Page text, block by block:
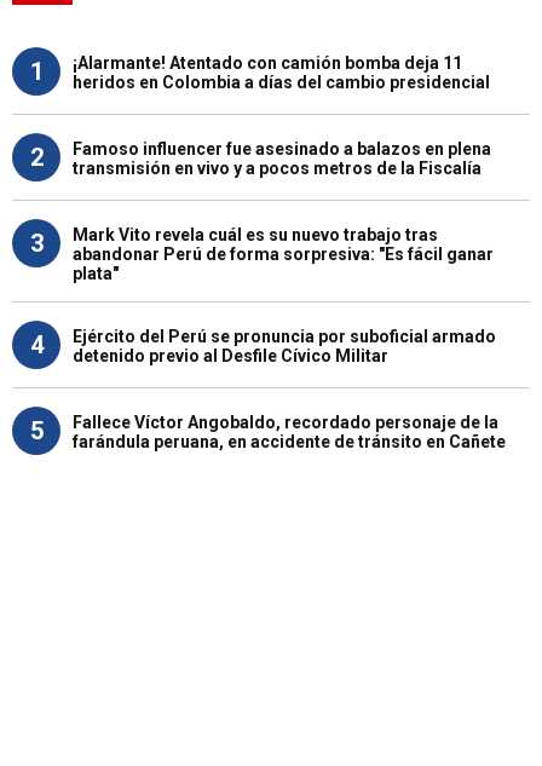
1
¡Alarmante! Atentado con camión bomba deja 11
heridos en Colombia a días del cambio presidencial
2
Famoso influencer fue asesinado a balazos en plena
transmisión en vivo y a pocos metros de la Fiscalía
3
Mark Vito revela cuál es su nuevo trabajo tras
abandonar Perú de forma sorpresiva: "Es fácil ganar
plata"
4
Ejército del Perú se pronuncia por suboficial armado
detenido previo al Desfile Cívico Militar
5
Fallece Víctor Angobaldo, recordado personaje de la
farándula peruana, en accidente de tránsito en Cañete